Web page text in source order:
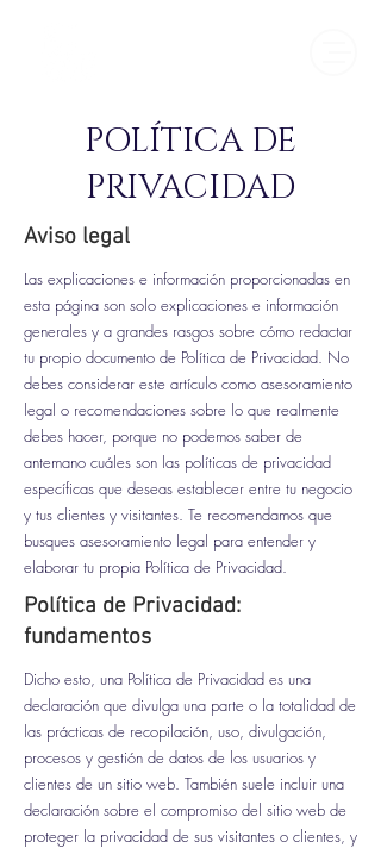
POLÍTICA DE
PRIVACIDAD
Aviso legal
Las explicaciones e información proporcionadas en
esta página son solo explicaciones e información
generales y a grandes rasgos sobre cómo redactar
tu propio documento de Política de Privacidad. No
debes considerar este artículo como asesoramiento
legal o recomendaciones sobre lo que realmente
debes hacer, porque no podemos saber de
antemano cuáles son las políticas de privacidad
específicas que deseas establecer entre tu negocio
y tus clientes y visitantes. Te recomendamos que
busques asesoramiento legal para entender y
elaborar tu propia Política de Privacidad.
Política de Privacidad:
fundamentos
Dicho esto, una Política de Privacidad es una
declaración que divulga una parte o la totalidad de
las prácticas de recopilación, uso, divulgación,
procesos y gestión de datos de los usuarios y
clientes de un sitio web. También suele incluir una
declaración sobre el compromiso del sitio web de
proteger la privacidad de sus visitantes o clientes, y